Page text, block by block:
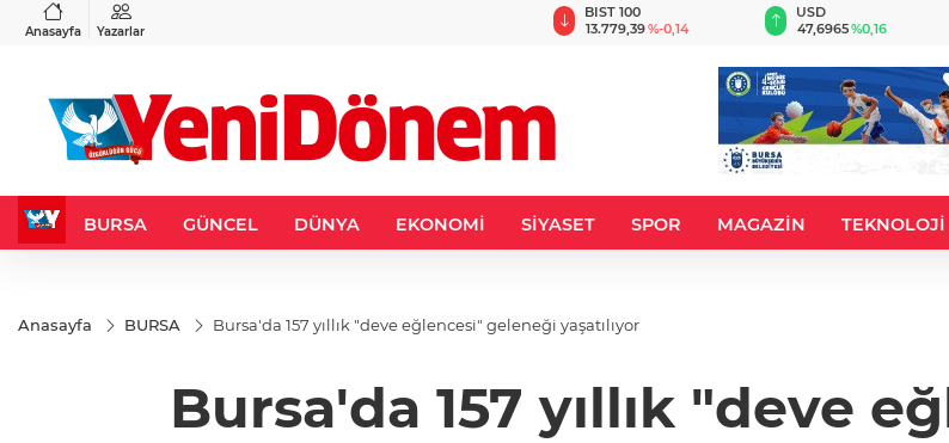
Anasayfa Yazarlar
%-0,22
BIST 100
13.779,39%-0,14
USD
47,6965%0,16
BURSA GÜNCEL DÜNYA EKONOMİ SİYASET SPOR MAGAZİN TEKNOLOJİ
Anasayfa BURSA Bursa'da 157 yıllık "deve eğlencesi" geleneği yaşatılıyor
Bursa'da 157 yıllık "deve